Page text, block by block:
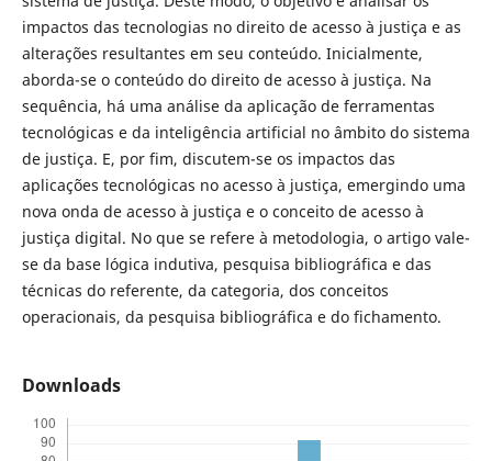
impactos das tecnologias no direito de acesso à justiça e as
alterações resultantes em seu conteúdo. Inicialmente,
aborda-se o conteúdo do direito de acesso à justiça. Na
sequência, há uma análise da aplicação de ferramentas
tecnológicas e da inteligência artificial no âmbito do sistema
de justiça. E, por fim, discutem-se os impactos das
aplicações tecnológicas no acesso à justiça, emergindo uma
nova onda de acesso à justiça e o conceito de acesso à
justiça digital. No que se refere à metodologia, o artigo vale-
se da base lógica indutiva, pesquisa bibliográfica e das
técnicas do referente, da categoria, dos conceitos
operacionais, da pesquisa bibliográfica e do fichamento.
Downloads